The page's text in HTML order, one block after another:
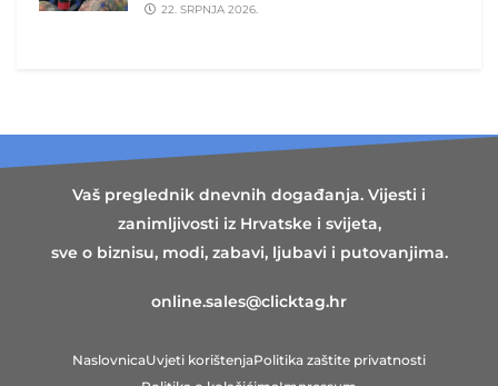
22. SRPNJA 2026.
Vaš preglednik dnevnih događanja. Vijesti i
zanimljivosti iz Hrvatske i svijeta,
sve o biznisu, modi, zabavi, ljubavi i putovanjima.
online.sales@clicktag.hr
NaslovnicaUvjeti korištenjaPolitika zaštite privatnosti